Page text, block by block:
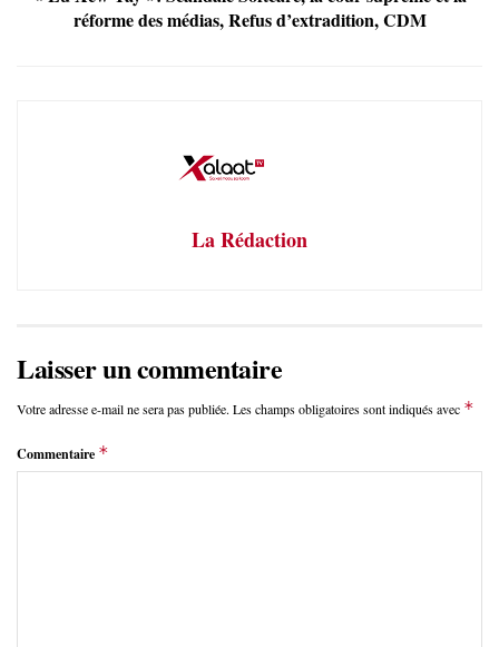
réforme des médias, Refus d’extradition, CDM
La Rédaction
Laisser un commentaire
Votre adresse e-mail ne sera pas publiée. Les champs obligatoires sont indiqués avec *
Commentaire *